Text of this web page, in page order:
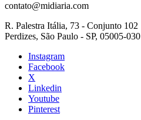
contato@midiaria.com
R. Palestra Itália, 73 - Conjunto 102
Perdizes, São Paulo - SP, 05005-030
Instagram
Facebook
X
Linkedin
Youtube
Pinterest